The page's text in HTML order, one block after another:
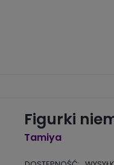
Figurki
Tamiya